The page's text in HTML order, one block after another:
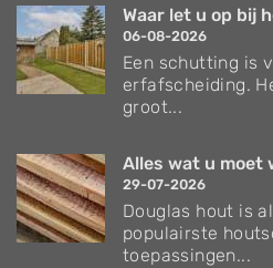
Waar let u op bij
06-08-2026
Een schutting is
erfafscheiding.
groot...
Alles wat u moet
29-07-2026
Douglas hout is
populairste
toepassingen...